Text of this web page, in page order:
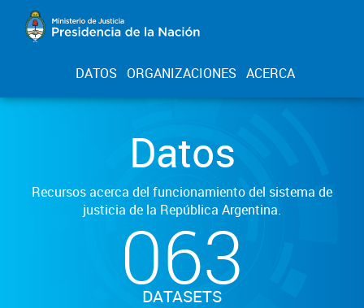
DATOS ORGANIZACIONES ACERCA
Datos
Recursos acerca del funcionamiento del sistema de
justicia de la República Argentina.
063
DATASETS